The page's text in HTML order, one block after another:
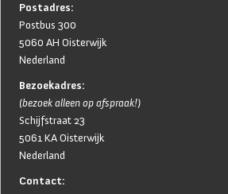
Postadres:
Postbus 300
5060 AH Oisterwijk
Nederland
Bezoekadres:
(bezoek alleen op afspraak!)
Schijfstraat 23
5061 KA Oisterwijk
Nederland
Contact: